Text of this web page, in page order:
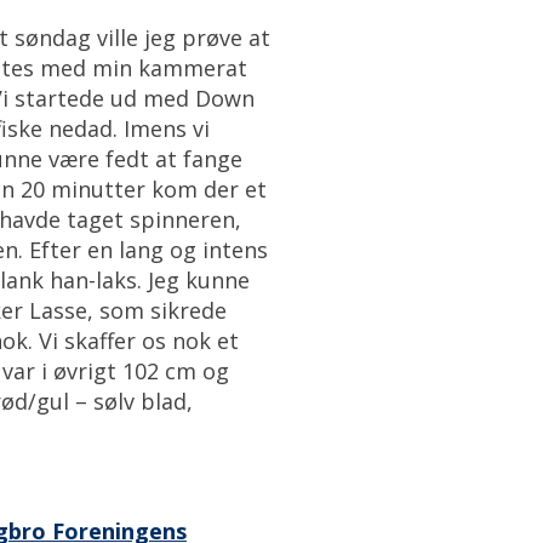
ville jeg prøve at
med min kammerat
startede ud med Down
nedad. Imens vi
være fedt at fange
20 minutter kom der et
taget spinneren,
Efter en lang og intens
han-laks. Jeg kunne
Lasse, som sikrede
Vi skaffer os nok et
i øvrigt 102 cm og
gul – sølv blad,
Foreningens